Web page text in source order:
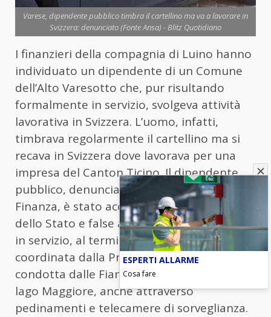
Varese, dipendente pubblico timbra il cartellino ma va a lavorare in
Svizzera: denunciato (Fonte Ansa) - Blitz Quotidiano
I finanzieri della compagnia di Luino hanno
individuato un dipendente di un Comune
dell’Alto Varesotto che, pur risultando
formalmente in servizio, svolgeva attività
lavorativa in Svizzera. L’uomo, infatti,
timbrava regolarmente il cartellino ma si
recava in Svizzera dove lavorava per una
impresa del Canton Ticino. Il dipendente
pubblico, denunciato dalla Guardia di
Finanza, è stato accusato di truffa ai danni
dello Stato e false attestazioni di presenza
in servizio, al termine di un’indagine
coordinata dalla Procura di Varese e
condotta dalle Fiamme Gialle di Luino, sul
lago Maggiore, anche attraverso
pedinamenti e telecamere di sorveglianza.
ESPERTI ALLARME
Cosa fare